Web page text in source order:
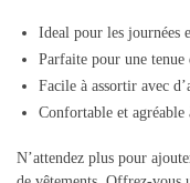
Ideal pour les journées
Parfaite pour une tenue
Facile à assortir avec
Confortable et
N’attendez plus pour